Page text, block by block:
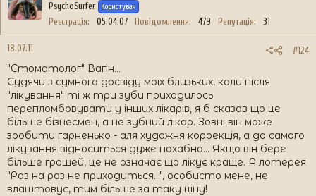
PsychoSurfer Користувач
Реєстрація 05.04.07 Повідомлення 479 Репутація 31
18.07.11 #124
"Стоматолог" Вагін...
Судячи з сумного досвіду моїх близьких, коли після
"лікування" ті ж три зуби приходилось
перепломбовувати у інших лікарів, я б сказав що це
більше бізнесмен, а не зубний лікар. Зовні він може
зробити гарненько - аля художня коррекція, а до самого
лікування відноситься дуже похабно... Якщо він бере
більше грошей, це не означає що лікує краще. А лотерея
"Раз на раз не приходиться...", особисто мене, не
влаштовує, тим більше за таку ціну!